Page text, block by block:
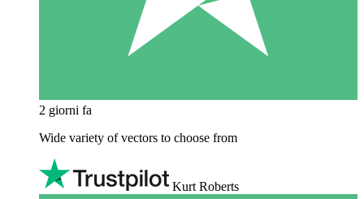
2 giorni fa
Wide variety of vectors to choose from
Kurt Roberts